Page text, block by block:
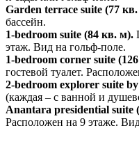
Garden terrace suite (77
бассейн.
1-bedroom suite (84 кв. м).
этаж. Вид на гольф-поле.
1-bedroom corner suite
гостевой туалет.
2-bedroom explorer suite
(каждая – с ванной и
Anantara presidential suite
Расположен на 9 этаже.